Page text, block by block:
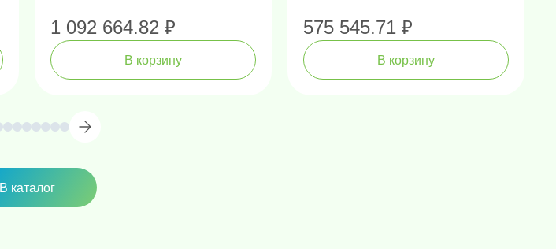
1 092 664.82 ₽
В корзину
575 545.71 ₽
В корзину
В каталог